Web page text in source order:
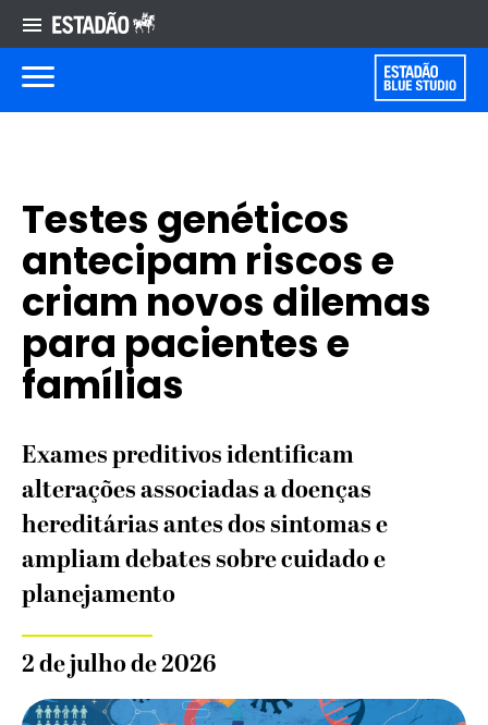
Testes genéticos
antecipam riscos e
criam novos dilemas
para pacientes e
famílias
Exames preditivos identificam
alterações associadas a doenças
hereditárias antes dos sintomas e
ampliam debates sobre cuidado e
planejamento
2 de julho de 2026